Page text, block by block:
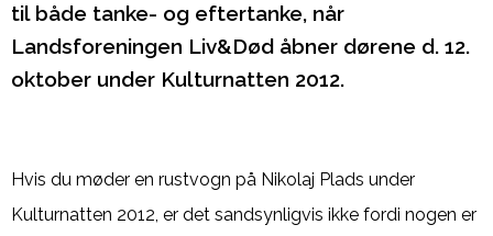
til både tanke- og eftertanke, når
Landsforeningen Liv&Død åbner dørene d. 12.
oktober under Kulturnatten 2012.
Hvis du møder en rustvogn på Nikolaj Plads under
Kulturnatten 2012, er det sandsynligvis ikke fordi nogen er